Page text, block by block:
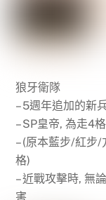
狼牙衛隊
– 5週年追加的新
– SP皇帝, 為走4
– (原本藍步/紅步
格)
– 近戰攻擊時, 無
害